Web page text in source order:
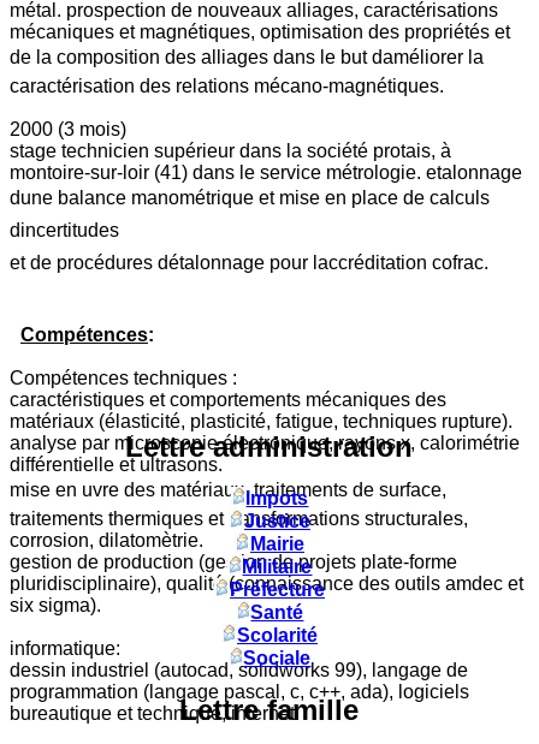
métal. prospection de nouveaux alliages, caractérisations
mécaniques et magnétiques, optimisation des propriétés et
de la composition des alliages dans le but daméliorer la
caractérisation des relations mécano-magnétiques.
2000 (3 mois)
stage technicien supérieur dans la société protais, à
montoire-sur-loir (41) dans le service métrologie. etalonnage
dune balance manométrique et mise en place de calculs
dincertitudes
et de procédures détalonnage pour laccréditation cofrac.
Compétences:
Compétences techniques :
caractéristiques et comportements mécaniques des
matériaux (élasticité, plasticité, fatigue, techniques rupture).
analyse par microscopie électronique, rayons x, calorimétrie
différentielle et ultrasons.
mise en uvre des matériaux, traitements de surface,
traitements thermiques et transformations structurales,
corrosion, dilatomètrie.
gestion de production (gestion de projets plate-forme
pluridisciplinaire), qualité (connaissance des outils amdec et
six sigma).
informatique:
dessin industriel (autocad, solidworks 99), langage de
programmation (langage pascal, c, c++, ada), logiciels
bureautique et technique, internet.
Lettre administration
Impots
Justice
Mairie
Militaire
Préfecture
Santé
Scolarité
Sociale
Lettre famille